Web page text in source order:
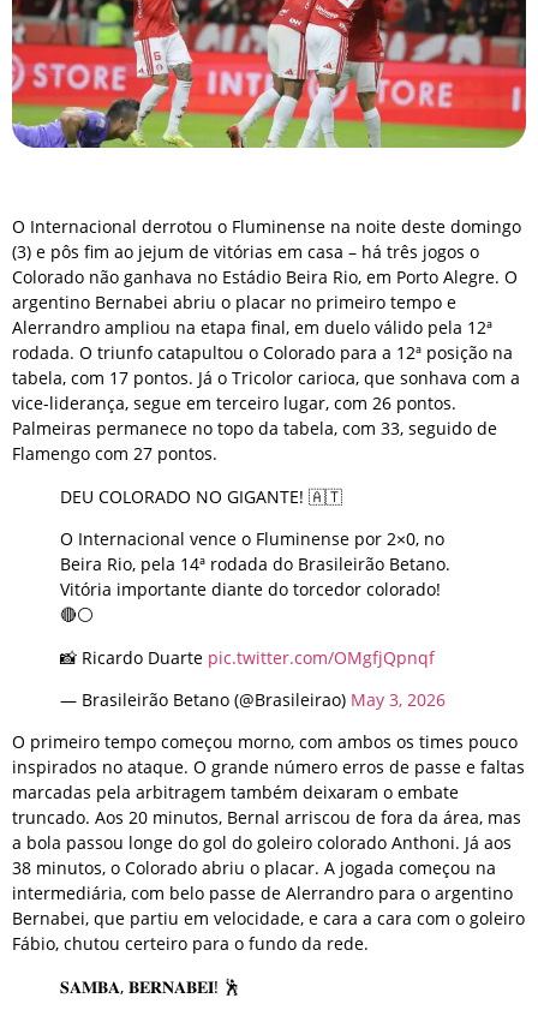
O Internacional derrotou o Fluminense na noite deste domingo
(3) e pôs fim ao jejum de vitórias em casa – há três jogos o
Colorado não ganhava no Estádio Beira Rio, em Porto Alegre. O
argentino Bernabei abriu o placar no primeiro tempo e
Alerrandro ampliou na etapa final, em duelo válido pela 12ª
rodada. O triunfo catapultou o Colorado para a 12ª posição na
tabela, com 17 pontos. Já o Tricolor carioca, que sonhava com a
vice-liderança, segue em terceiro lugar, com 26 pontos.
Palmeiras permanece no topo da tabela, com 33, seguido de
Flamengo com 27 pontos.
DEU COLORADO NO GIGANTE! 🇦🇹
O Internacional vence o Fluminense por 2×0, no
Beira Rio, pela 14ª rodada do Brasileirão Betano.
Vitória importante diante do torcedor colorado!
🔴⚪️
📸 Ricardo Duarte pic.twitter.com/OMgfjQpnqf
— Brasileirão Betano (@Brasileirao) May 3, 2026
O primeiro tempo começou morno, com ambos os times pouco
inspirados no ataque. O grande número erros de passe e faltas
marcadas pela arbitragem também deixaram o embate
truncado. Aos 20 minutos, Bernal arriscou de fora da área, mas
a bola passou longe do gol do goleiro colorado Anthoni. Já aos
38 minutos, o Colorado abriu o placar. A jogada começou na
intermediária, com belo passe de Alerrandro para o argentino
Bernabei, que partiu em velocidade, e cara a cara com o goleiro
Fábio, chutou certeiro para o fundo da rede.
𝐒𝐀𝐌𝐁𝐀, 𝐁𝐄𝐑𝐍𝐀𝐁𝐄𝐈! 🕺